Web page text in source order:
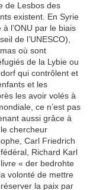
de Lesbos des
existent. En Syrie
l’ONU par le biais
de l’UNESCO),
où sont
de la Lybie ou
qui contrôlent et
et les
les avoir volés à
ce n’est pas
aussi grâce à
chercheur
Carl Friedrich
Richard Karl
« der bedrohte
volonté de mettre
la paix par